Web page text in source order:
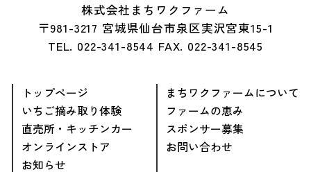
株式会社まちワクファーム
〒981-3217 宮城県仙台市泉区実沢宮東15-1
TEL. 022-341-8544 FAX. 022-341-8545
トップページ
いちご摘み取り体験
直売所・キッチンカー
オンラインストア
お知らせ
まちワクファームについて
ファームの恵み
スポンサー募集
お問い合わせ